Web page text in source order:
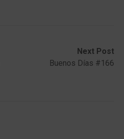
Next Post
Buenos Días #166